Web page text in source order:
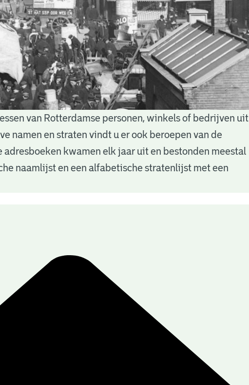
van Rotterdamse personen, winkels of bedrijven uit
namen en straten vindt u er ook beroepen van de
adresboeken kwamen elk jaar uit en bestonden meestal
naamlijst en een alfabetische stratenlijst met een